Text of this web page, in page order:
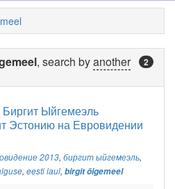
2
, search byanother
Биргит Ыйгемеэль
Эстонию на Евровидении
2013, биргит ыйгемеэль,
, eesti laul, birgit õigemeel